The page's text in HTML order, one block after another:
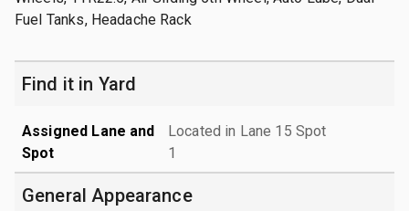
Fuel Tanks, Headache Rack
Find it in Yard
Assigned Lane and
Spot
Located in Lane 15 Spot
1
General Appearance